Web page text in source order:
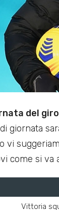
del
giornata
vi
come si va
Vittoria